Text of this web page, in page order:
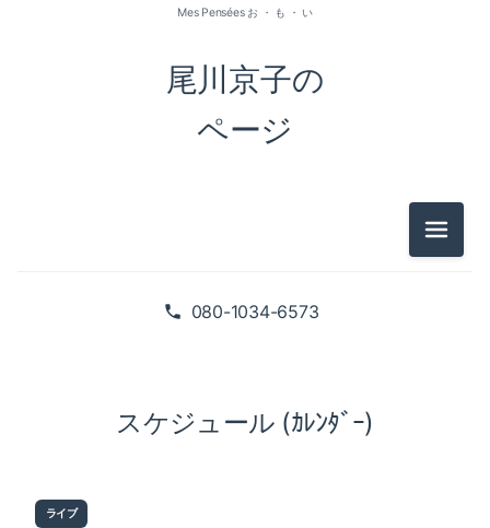
080-1034-6573
尾川京子の
ページ
Mes Pensées お ・ も ・ い
メニュ
スケジュール (ｶﾚﾝﾀﾞｰ)
ライブ